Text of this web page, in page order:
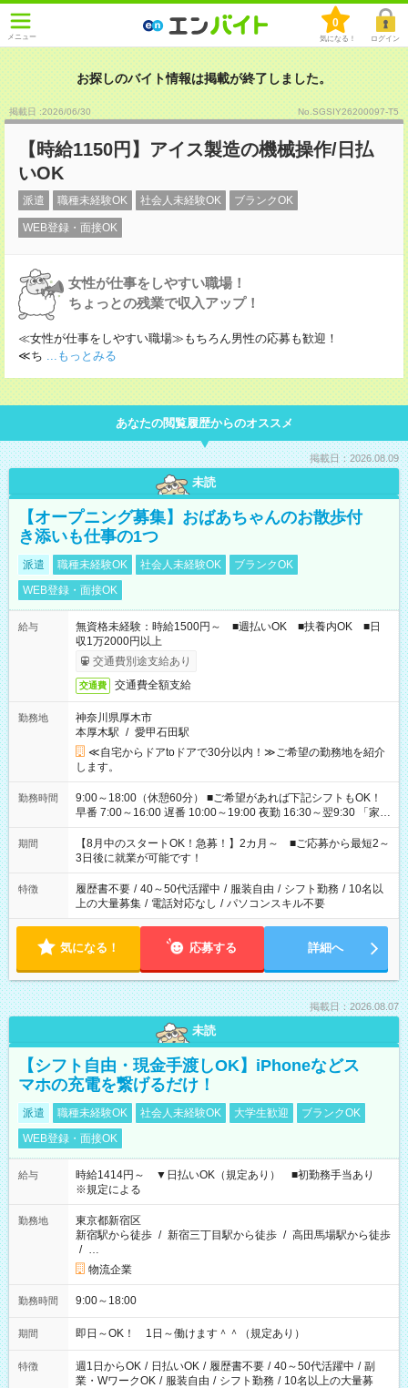
メニュー
0
気になる！ ログイン
お探しのバイト情報は掲載が終了しました。
掲載日 :2026/06/30 No.SGSIY26200097-T5
【時給1150円】アイス製造の機械操作/日払
いOK
派遣 職種未経験OK 社会人未経験OK ブランクOK
WEB登録・面接OK
女性が仕事をしやすい職場！
ちょっとの残業で収入アップ！
≪女性が仕事をしやすい職場≫もちろん男性の応募も歓迎！
≪ち ...もっとみる
あなたの閲覧履歴からのオススメ
掲載日：2026.08.09
未読
【オープニング募集】おばあちゃんのお散歩付
き添いも仕事の1つ
派遣 職種未経験OK 社会人未経験OK
ブランクOK
WEB登録・面接OK
給与
無資格未経験：時給1500円～ ■週払いOK ■扶養内OK ■日
収1万2000円以上
交通費別途支給あり
交通費 交通費全額支給
勤務地
神奈川県厚木市
本厚木駅 / 愛甲石田駅
≪自宅からドアtoドアで30分以内！≫ご希望の勤務地を紹介
します。
勤務時間
9:00～18:00（休憩60分） ■ご希望があれば下記シフトもOK！
早番 7:00～16:00 遅番 10:00～19:00 夜勤 16:30～翌9:30 「家族
と休みを合わせたい」 「余裕を持って夕飯の準備がしたい」
「できれば残業はしたくない」 など、ご希望を教えてください
ね。 ※Wワーク希望の方へ 今ご覧のお仕事で希望する勤務時間
と、もう1つのお仕事の勤務時間。 合計で週40時間を超える場
合は応募できません。
期間
【8月中のスタートOK！急募！】2カ月～ ■ご応募から最短2～
3日後に就業が可能です！
特徴 履歴書不要 / 40～50代活躍中 / 服装自由 / シフト勤務 / 10名以
上の大量募集 / 電話対応なし / パソコンスキル不要
気になる！ 応募する 詳細へ
掲載日：2026.08.07
未読
【シフト自由・現金手渡しOK】iPhoneなどス
マホの充電を繋げるだけ！
派遣 職種未経験OK 社会人未経験OK 大学生歓迎
ブランクOK
WEB登録・面接OK
給与
時給1414円～ ▼日払いOK（規定あり） ■初勤務手当あり
※規定による
勤務地
東京都新宿区
新宿駅から徒歩 / 新宿三丁目駅から徒歩 / 高田馬場駅から徒歩
/ …
物流企業
勤務時間 9:00～18:00
期間 即日～OK！ 1日～働けます＾＾（規定あり）
特徴 週1日からOK / 日払いOK / 履歴書不要 / 40～50代活躍中 / 副
業・WワークOK / 服装自由 / シフト勤務 / 10名以上の大量募